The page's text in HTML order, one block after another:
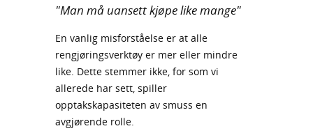
"Man må uansett kjøpe like mange"
En vanlig misforståelse er at alle
rengjøringsverktøy er mer eller mindre
like. Dette stemmer ikke, for som vi
allerede har sett, spiller
opptakskapasiteten av smuss en
avgjørende rolle.